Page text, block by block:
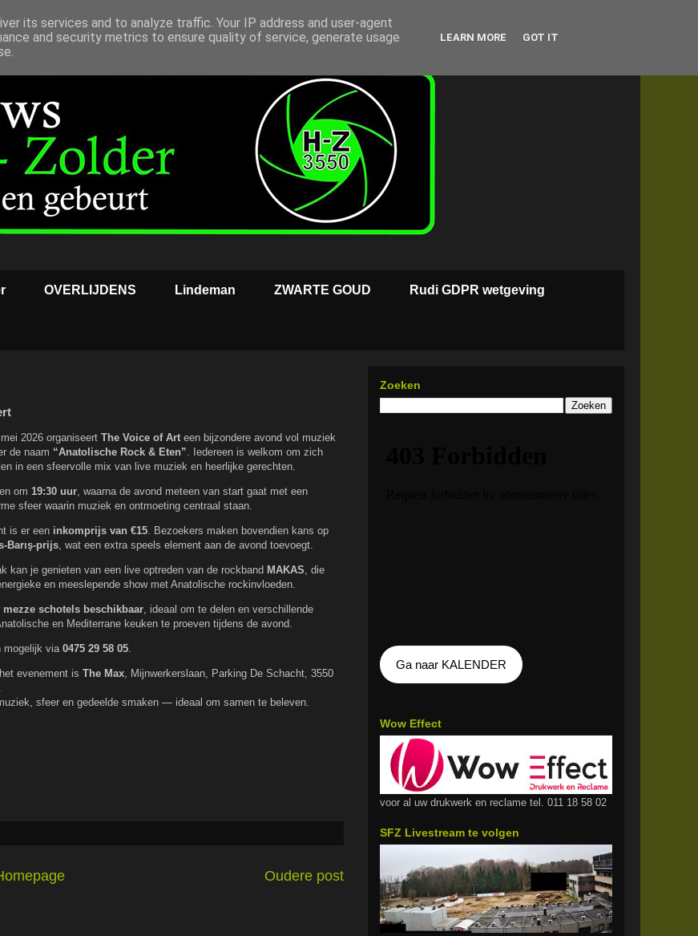
OVERLIJDENS Lindeman ZWARTE GOUD Rudi GDPR wetgeving
2026 organiseert The Voice of Art een bijzondere avond vol muziek
de naam “Anatolische Rock & Eten”. Iedereen is welkom om zich
in een sfeervolle mix van live muziek en heerlijke gerechten.
om 19:30 uur, waarna de avond meteen van start gaat met een
sfeer waarin muziek en ontmoeting centraal staan.
is er een inkomprijs van €15. Bezoekers maken bovendien kans op
Barış-prijs, wat een extra speels element aan de avond toevoegt.
kan je genieten van een live optreden van de rockband MAKAS, die
en meeslepende show met Anatolische rockinvloeden.
mezze schotels beschikbaar, ideaal om te delen en verschillende
en Mediterrane keuken te proeven tijdens de avond.
mogelijk via 0475 29 58 05.
evenement is The Max, Mijnwerkerslaan, Parking De Schacht, 3550
sfeer en gedeelde smaken — ideaal om samen te beleven.
Oudere post
Zoeken
Ga naar KALENDER
Wow Effect
voor al uw drukwerk en reclame tel. 011 18 58 02
SFZ Livestream te volgen
its services and to analyze traffic. Your IP address and user-agent
and security metrics to ensure quality of service, generate usage
LEARN MORE GOT IT